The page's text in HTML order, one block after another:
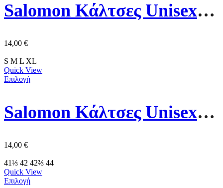
Salomon Κάλτσες Unisex Everyday Ankle 3pack C20866 Μάυρο
14,00 €
S M L XL
Quick View
Επιλογή
Salomon Κάλτσες Unisex Everyday Crew 3pack C20861 Μάυρο
14,00 €
41⅓ 42 42⅔ 44
Quick View
Επιλογή